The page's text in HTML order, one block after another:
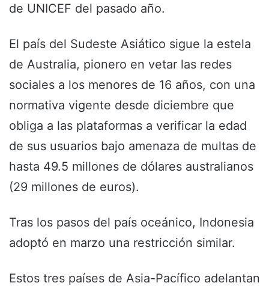
de UNICEF del pasado año.
El país del Sudeste Asiático sigue la estela
de Australia, pionero en vetar las redes
sociales a los menores de 16 años, con una
normativa vigente desde diciembre que
obliga a las plataformas a verificar la edad
de sus usuarios bajo amenaza de multas de
hasta 49.5 millones de dólares australianos
(29 millones de euros).
Tras los pasos del país oceánico, Indonesia
adoptó en marzo una restricción similar.
Estos tres países de Asia-Pacífico adelantan